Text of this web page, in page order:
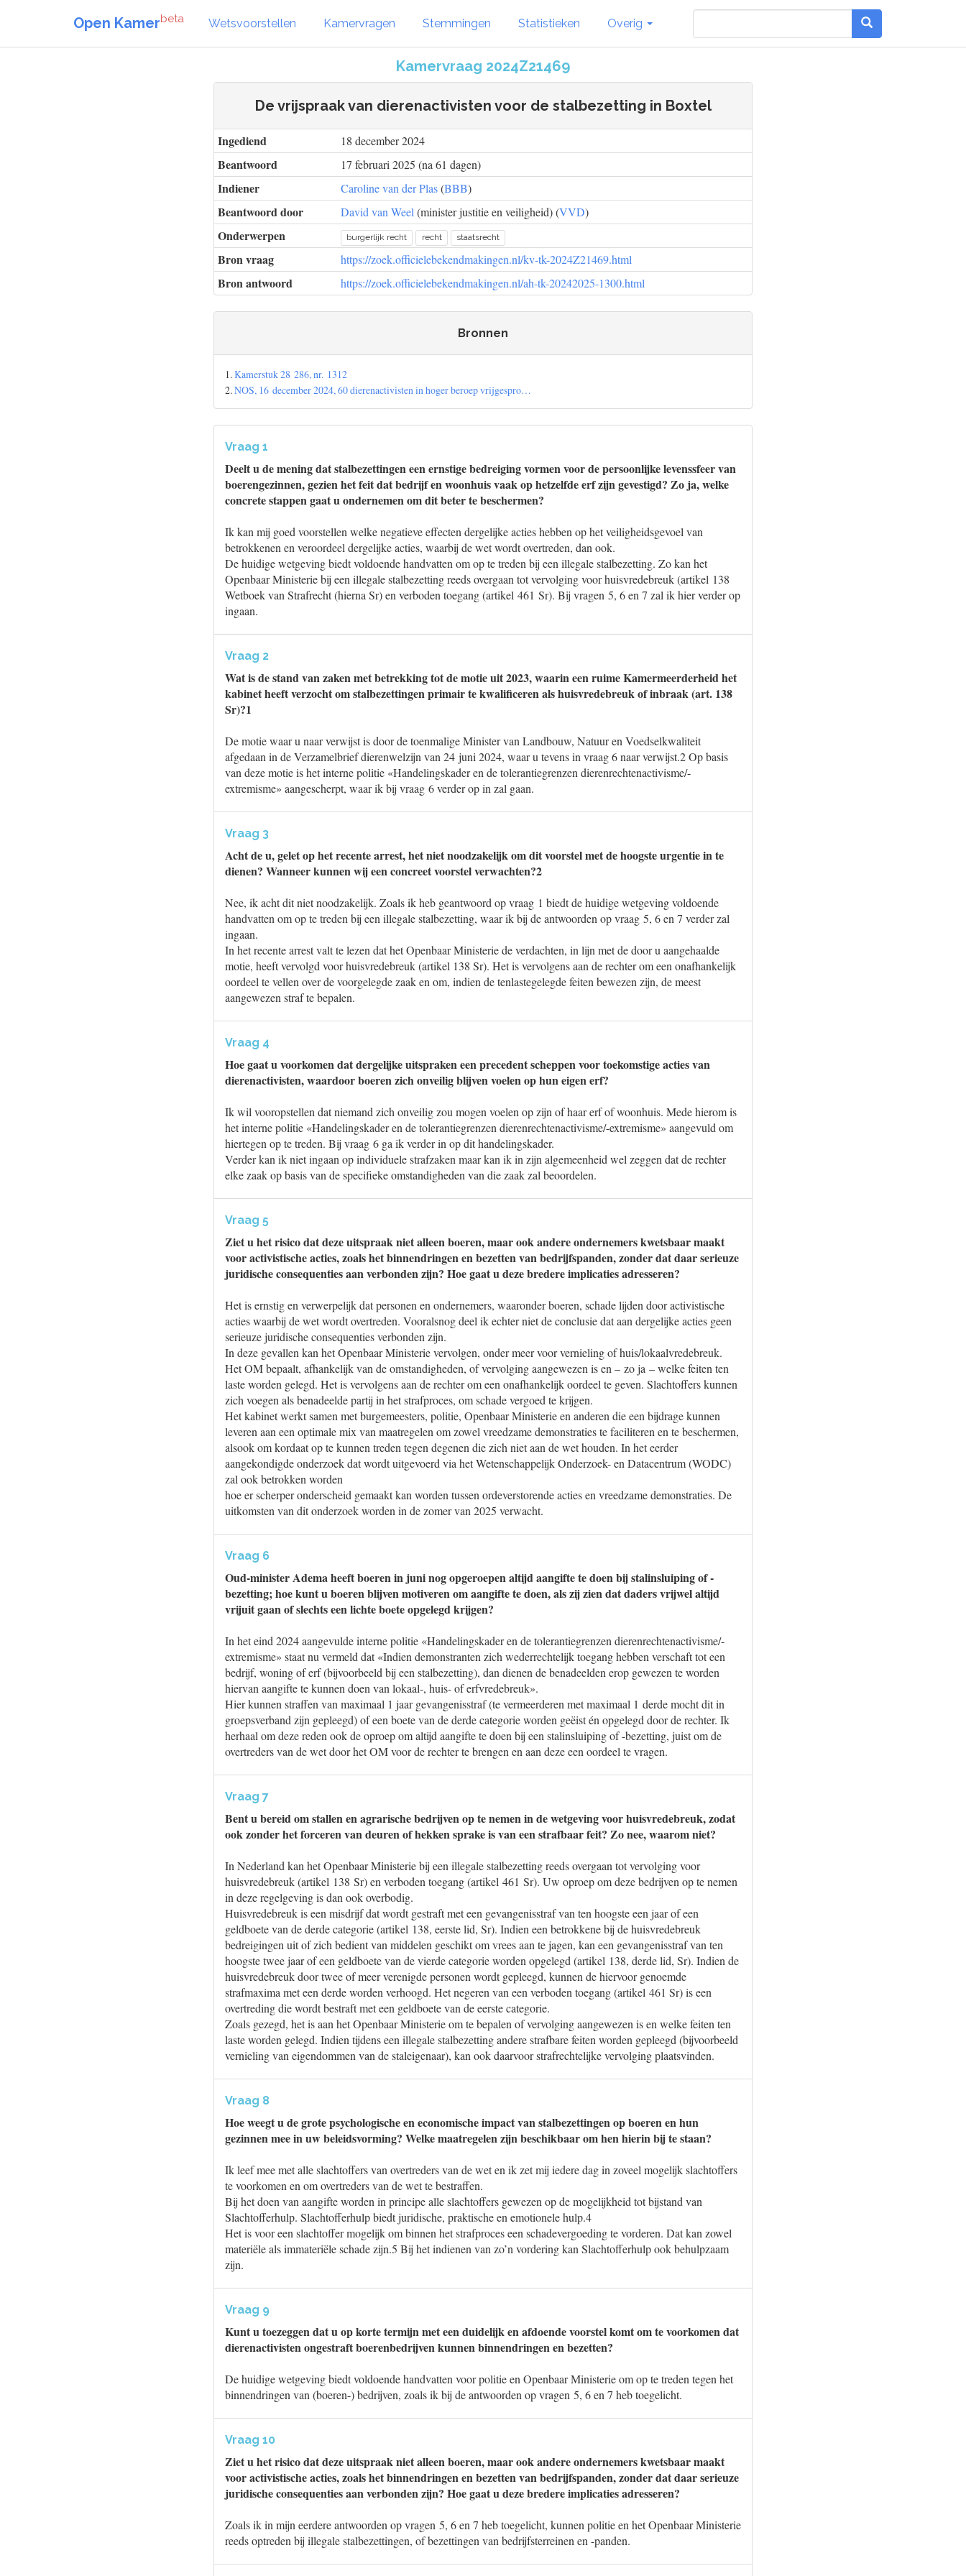
Open Kamerbeta Wetsvoorstellen Kamervragen Stemmingen Statistieken Overig
Kamervraag 2024Z21469
De vrijspraak van dierenactivisten voor de stalbezetting in Boxtel
Ingediend 18 december 2024
Beantwoord 17 februari 2025 (na 61 dagen)
Indiener Caroline van der Plas(BBB)
Beantwoord door David van Weel (minister justitie en veiligheid) (VVD)
Onderwerpen burgerlijk recht recht staatsrecht
Bron vraag https://zoek.officielebekendmakingen.nl/kv-tk-2024Z21469.html
Bron antwoord https://zoek.officielebekendmakingen.nl/ah-tk-20242025-1300.html
Bronnen
1.Kamerstuk 28 286, nr. 1312
2.NOS, 16 december 2024, 60 dierenactivisten in hoger beroep vrijgespro…
Vraag 1
Deelt u de mening dat stalbezettingen een ernstige bedreiging vormen voor de persoonlijke levenssfeer van
boerengezinnen, gezien het feit dat bedrijf en woonhuis vaak op hetzelfde erf zijn gevestigd? Zo ja, welke
concrete stappen gaat u ondernemen om dit beter te beschermen?
Ik kan mij goed voorstellen welke negatieve effecten dergelijke acties hebben op het veiligheidsgevoel van
betrokkenen en veroordeel dergelijke acties, waarbij de wet wordt overtreden, dan ook.
De huidige wetgeving biedt voldoende handvatten om op te treden bij een illegale stalbezetting. Zo kan het
Openbaar Ministerie bij een illegale stalbezetting reeds overgaan tot vervolging voor huisvredebreuk (artikel 138
Wetboek van Strafrecht (hierna Sr) en verboden toegang (artikel 461 Sr). Bij vragen 5, 6 en 7 zal ik hier verder op
ingaan.
Vraag 2
Wat is de stand van zaken met betrekking tot de motie uit 2023, waarin een ruime Kamermeerderheid het
kabinet heeft verzocht om stalbezettingen primair te kwalificeren als huisvredebreuk of inbraak (art. 138
Sr)?1
De motie waar u naar verwijst is door de toenmalige Minister van Landbouw, Natuur en Voedselkwaliteit
afgedaan in de Verzamelbrief dierenwelzijn van 24 juni 2024, waar u tevens in vraag 6 naar verwijst.2 Op basis
van deze motie is het interne politie «Handelingskader en de tolerantiegrenzen dierenrechtenactivisme/-
extremisme» aangescherpt, waar ik bij vraag 6 verder op in zal gaan.
Vraag 3
Acht de u, gelet op het recente arrest, het niet noodzakelijk om dit voorstel met de hoogste urgentie in te
dienen? Wanneer kunnen wij een concreet voorstel verwachten?2
Nee, ik acht dit niet noodzakelijk. Zoals ik heb geantwoord op vraag 1 biedt de huidige wetgeving voldoende
handvatten om op te treden bij een illegale stalbezetting, waar ik bij de antwoorden op vraag 5, 6 en 7 verder zal
ingaan.
In het recente arrest valt te lezen dat het Openbaar Ministerie de verdachten, in lijn met de door u aangehaalde
motie, heeft vervolgd voor huisvredebreuk (artikel 138 Sr). Het is vervolgens aan de rechter om een onafhankelijk
oordeel te vellen over de voorgelegde zaak en om, indien de tenlastegelegde feiten bewezen zijn, de meest
aangewezen straf te bepalen.
Vraag 4
Hoe gaat u voorkomen dat dergelijke uitspraken een precedent scheppen voor toekomstige acties van
dierenactivisten, waardoor boeren zich onveilig blijven voelen op hun eigen erf?
Ik wil vooropstellen dat niemand zich onveilig zou mogen voelen op zijn of haar erf of woonhuis. Mede hierom is
het interne politie «Handelingskader en de tolerantiegrenzen dierenrechtenactivisme/-extremisme» aangevuld om
hiertegen op te treden. Bij vraag 6 ga ik verder in op dit handelingskader.
Verder kan ik niet ingaan op individuele strafzaken maar kan ik in zijn algemeenheid wel zeggen dat de rechter
elke zaak op basis van de specifieke omstandigheden van die zaak zal beoordelen.
Vraag 5
Ziet u het risico dat deze uitspraak niet alleen boeren, maar ook andere ondernemers kwetsbaar maakt
voor activistische acties, zoals het binnendringen en bezetten van bedrijfspanden, zonder dat daar serieuze
juridische consequenties aan verbonden zijn? Hoe gaat u deze bredere implicaties adresseren?
Het is ernstig en verwerpelijk dat personen en ondernemers, waaronder boeren, schade lijden door activistische
acties waarbij de wet wordt overtreden. Vooralsnog deel ik echter niet de conclusie dat aan dergelijke acties geen
serieuze juridische consequenties verbonden zijn.
In deze gevallen kan het Openbaar Ministerie vervolgen, onder meer voor vernieling of huis/lokaalvredebreuk.
Het OM bepaalt, afhankelijk van de omstandigheden, of vervolging aangewezen is en – zo ja – welke feiten ten
laste worden gelegd. Het is vervolgens aan de rechter om een onafhankelijk oordeel te geven. Slachtoffers kunnen
zich voegen als benadeelde partij in het strafproces, om schade vergoed te krijgen.
Het kabinet werkt samen met burgemeesters, politie, Openbaar Ministerie en anderen die een bijdrage kunnen
leveren aan een optimale mix van maatregelen om zowel vreedzame demonstraties te faciliteren en te beschermen,
alsook om kordaat op te kunnen treden tegen degenen die zich niet aan de wet houden. In het eerder
aangekondigde onderzoek dat wordt uitgevoerd via het Wetenschappelijk Onderzoek- en Datacentrum (WODC)
zal ook betrokken worden
hoe er scherper onderscheid gemaakt kan worden tussen ordeverstorende acties en vreedzame demonstraties. De
uitkomsten van dit onderzoek worden in de zomer van 2025 verwacht.
Vraag 6
Oud-minister Adema heeft boeren in juni nog opgeroepen altijd aangifte te doen bij stalinsluiping of -
bezetting; hoe kunt u boeren blijven motiveren om aangifte te doen, als zij zien dat daders vrijwel altijd
vrijuit gaan of slechts een lichte boete opgelegd krijgen?
In het eind 2024 aangevulde interne politie «Handelingskader en de tolerantiegrenzen dierenrechtenactivisme/-
extremisme» staat nu vermeld dat «Indien demonstranten zich wederrechtelijk toegang hebben verschaft tot een
bedrijf, woning of erf (bijvoorbeeld bij een stalbezetting), dan dienen de benadeelden erop gewezen te worden
hiervan aangifte te kunnen doen van lokaal-, huis- of erfvredebreuk».
Hier kunnen straffen van maximaal 1 jaar gevangenisstraf (te vermeerderen met maximaal 1 derde mocht dit in
groepsverband zijn gepleegd) of een boete van de derde categorie worden geëist én opgelegd door de rechter. Ik
herhaal om deze reden ook de oproep om altijd aangifte te doen bij een stalinsluiping of -bezetting, juist om de
overtreders van de wet door het OM voor de rechter te brengen en aan deze een oordeel te vragen.
Vraag 7
Bent u bereid om stallen en agrarische bedrijven op te nemen in de wetgeving voor huisvredebreuk, zodat
ook zonder het forceren van deuren of hekken sprake is van een strafbaar feit? Zo nee, waarom niet?
In Nederland kan het Openbaar Ministerie bij een illegale stalbezetting reeds overgaan tot vervolging voor
huisvredebreuk (artikel 138 Sr) en verboden toegang (artikel 461 Sr). Uw oproep om deze bedrijven op te nemen
in deze regelgeving is dan ook overbodig.
Huisvredebreuk is een misdrijf dat wordt gestraft met een gevangenisstraf van ten hoogste een jaar of een
geldboete van de derde categorie (artikel 138, eerste lid, Sr). Indien een betrokkene bij de huisvredebreuk
bedreigingen uit of zich bedient van middelen geschikt om vrees aan te jagen, kan een gevangenisstraf van ten
hoogste twee jaar of een geldboete van de vierde categorie worden opgelegd (artikel 138, derde lid, Sr). Indien de
huisvredebreuk door twee of meer verenigde personen wordt gepleegd, kunnen de hiervoor genoemde
strafmaxima met een derde worden verhoogd. Het negeren van een verboden toegang (artikel 461 Sr) is een
overtreding die wordt bestraft met een geldboete van de eerste categorie.
Zoals gezegd, het is aan het Openbaar Ministerie om te bepalen of vervolging aangewezen is en welke feiten ten
laste worden gelegd. Indien tijdens een illegale stalbezetting andere strafbare feiten worden gepleegd (bijvoorbeeld
vernieling van eigendommen van de staleigenaar), kan ook daarvoor strafrechtelijke vervolging plaatsvinden.
Vraag 8
Hoe weegt u de grote psychologische en economische impact van stalbezettingen op boeren en hun
gezinnen mee in uw beleidsvorming? Welke maatregelen zijn beschikbaar om hen hierin bij te staan?
Ik leef mee met alle slachtoffers van overtreders van de wet en ik zet mij iedere dag in zoveel mogelijk slachtoffers
te voorkomen en om overtreders van de wet te bestraffen.
Bij het doen van aangifte worden in principe alle slachtoffers gewezen op de mogelijkheid tot bijstand van
Slachtofferhulp. Slachtofferhulp biedt juridische, praktische en emotionele hulp.4
Het is voor een slachtoffer mogelijk om binnen het strafproces een schadevergoeding te vorderen. Dat kan zowel
materiële als immateriële schade zijn.5 Bij het indienen van zo’n vordering kan Slachtofferhulp ook behulpzaam
zijn.
Vraag 9
Kunt u toezeggen dat u op korte termijn met een duidelijk en afdoende voorstel komt om te voorkomen dat
dierenactivisten ongestraft boerenbedrijven kunnen binnendringen en bezetten?
De huidige wetgeving biedt voldoende handvatten voor politie en Openbaar Ministerie om op te treden tegen het
binnendringen van (boeren-) bedrijven, zoals ik bij de antwoorden op vragen 5, 6 en 7 heb toegelicht.
Vraag 10
Ziet u het risico dat deze uitspraak niet alleen boeren, maar ook andere ondernemers kwetsbaar maakt
voor activistische acties, zoals het binnendringen en bezetten van bedrijfspanden, zonder dat daar serieuze
juridische consequenties aan verbonden zijn? Hoe gaat u deze bredere implicaties adresseren?
Zoals ik in mijn eerdere antwoorden op vragen 5, 6 en 7 heb toegelicht, kunnen politie en het Openbaar Ministerie
reeds optreden bij illegale stalbezettingen, of bezettingen van bedrijfsterreinen en -panden.